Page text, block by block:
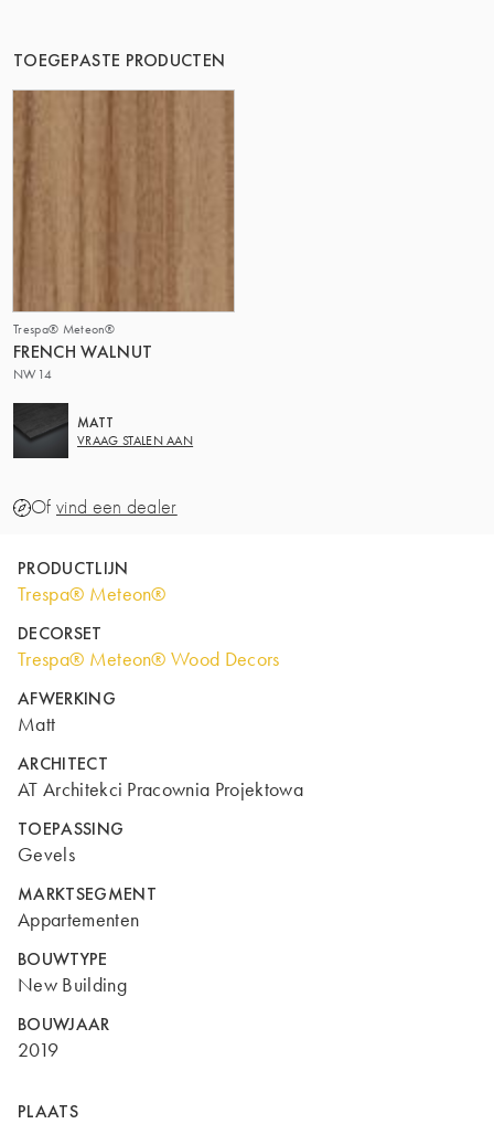
TOEGEPASTE PRODUCTEN
Trespa® Meteon®
FRENCH WALNUT
NW14
MATT
VRAAG STALEN AAN
Of vind een dealer
PRODUCTLIJN
Trespa® Meteon®
DECORSET
Trespa® Meteon® Wood Decors
AFWERKING
Matt
ARCHITECT
AT Architekci Pracownia Projektowa
TOEPASSING
Gevels
MARKTSEGMENT
Appartementen
BOUWTYPE
New Building
BOUWJAAR
2019
PLAATS